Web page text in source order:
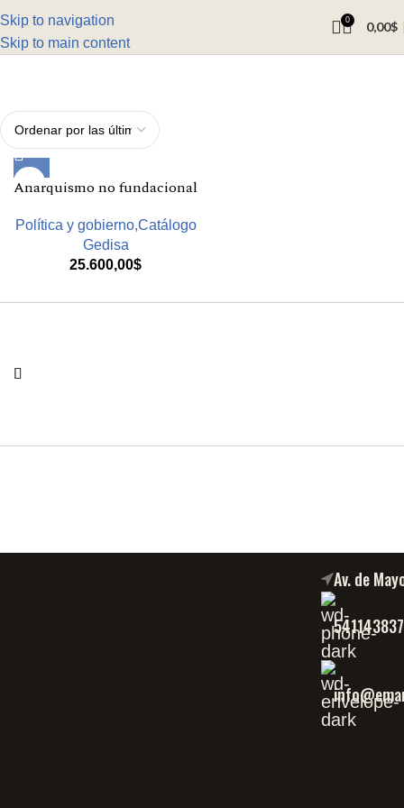
Skip to navigation
Skip to main content
0 0,00$
Anarquismo no fundacional
Política y gobierno,Catálogo
Gedisa
25.600,00$
Av. de